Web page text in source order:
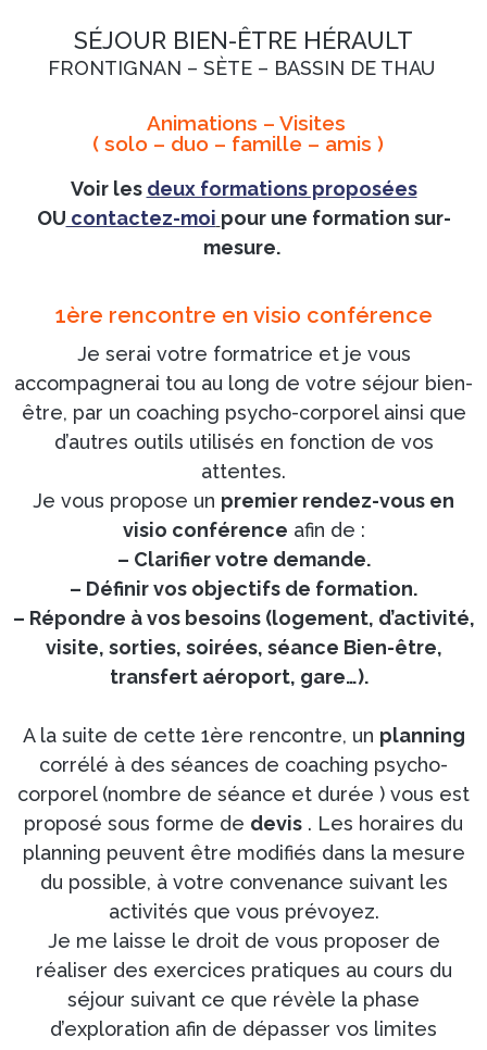
SÉJOUR BIEN-ÊTRE HÉRAULT
FRONTIGNAN – SÈTE – BASSIN DE THAU
Animations – Visites
( solo – duo – famille – amis )
Voir les deux formations proposées
OU contactez-moi pour une formation sur-
mesure.
1ère rencontre en visio conférence
Je serai votre formatrice et je vous
accompagnerai tou au long de votre séjour bien-
être, par un coaching psycho-corporel ainsi que
d’autres outils utilisés en fonction de vos
attentes.
Je vous propose un premier rendez-vous en
visio conférence afin de :
– Clarifier votre demande.
– Définir vos objectifs de formation.
– Répondre à vos besoins (logement, d’activité,
visite, sorties, soirées, séance Bien-être,
transfert aéroport, gare…).
A la suite de cette 1ère rencontre, un planning
corrélé à des séances de coaching psycho-
corporel (nombre de séance et durée ) vous est
proposé sous forme de devis . Les horaires du
planning peuvent être modifiés dans la mesure
du possible, à votre convenance suivant les
activités que vous prévoyez.
Je me laisse le droit de vous proposer de
réaliser des exercices pratiques au cours du
séjour suivant ce que révèle la phase
d’exploration afin de dépasser vos limites